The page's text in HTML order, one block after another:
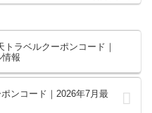
ラベルクーポンコード｜
報
ンコード｜2026年7月最